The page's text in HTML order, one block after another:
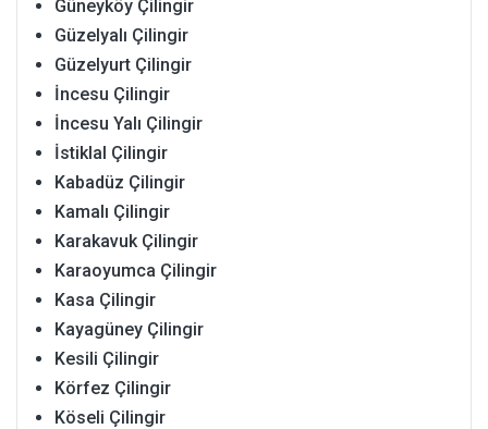
Güneyköy Çilingir
Güzelyalı Çilingir
Güzelyurt Çilingir
İncesu Çilingir
İncesu Yalı Çilingir
İstiklal Çilingir
Kabadüz Çilingir
Kamalı Çilingir
Karakavuk Çilingir
Karaoyumca Çilingir
Kasa Çilingir
Kayagüney Çilingir
Kesili Çilingir
Körfez Çilingir
Köseli Çilingir